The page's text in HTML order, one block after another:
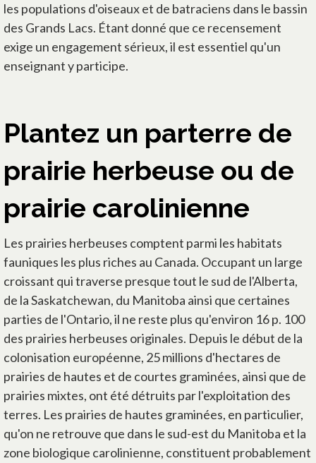
les populations d'oiseaux et de batraciens dans le bassin
des Grands Lacs. Étant donné que ce recensement
exige un engagement sérieux, il est essentiel qu'un
enseignant y participe.
Plantez un parterre de
prairie herbeuse ou de
prairie carolinienne
Les prairies herbeuses comptent parmi les habitats
fauniques les plus riches au Canada. Occupant un large
croissant qui traverse presque tout le sud de l'Alberta,
de la Saskatchewan, du Manitoba ainsi que certaines
parties de l'Ontario, il ne reste plus qu'environ 16 p. 100
des prairies herbeuses originales. Depuis le début de la
colonisation européenne, 25 millions d'hectares de
prairies de hautes et de courtes graminées, ainsi que de
prairies mixtes, ont été détruits par l'exploitation des
terres. Les prairies de hautes graminées, en particulier,
qu'on ne retrouve que dans le sud-est du Manitoba et la
zone biologique carolinienne, constituent probablement